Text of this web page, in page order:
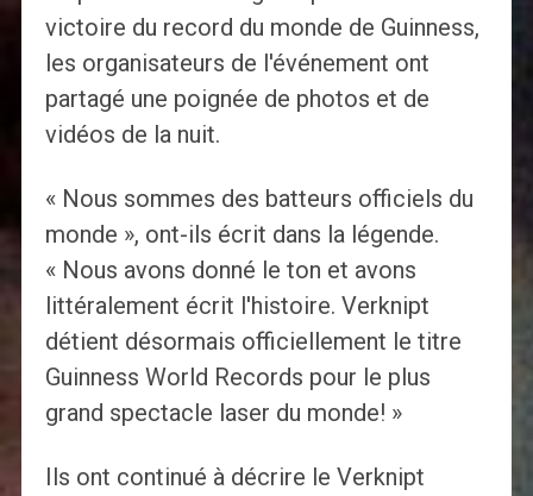
victoire du record du monde de Guinness,
les organisateurs de l'événement ont
partagé une poignée de photos et de
vidéos de la nuit.
« Nous sommes des batteurs officiels du
monde », ont-ils écrit dans la légende.
« Nous avons donné le ton et avons
littéralement écrit l'histoire. Verknipt
détient désormais officiellement le titre
Guinness World Records pour le plus
grand spectacle laser du monde! »
Ils ont continué à décrire le Verknipt